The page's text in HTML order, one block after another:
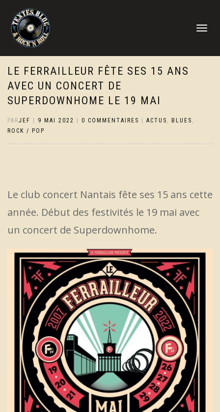
DÉPLIER
LE FERRAILLEUR FÊTE SES 15 ANS
AVEC UN CONCERT DE
SUPERDOWNHOME LE 19 MAI
PARJEF 9 MAI 2022 0 COMMENTAIRES ACTUS , BLUES ,
ROCK / POP
Le club concert Nantais fête ses 15 ans cette
année. Début des festivités le 19 mai avec
un concert de Superdownhome.